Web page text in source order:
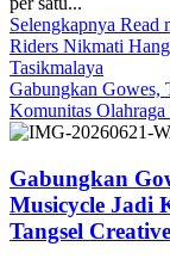
Selengkapnya Read
Riders Nikmati
Tasikmalaya
Gabungkan Gowes,
Komunitas
Gabungkan
Musicycle Jadi
Tangsel